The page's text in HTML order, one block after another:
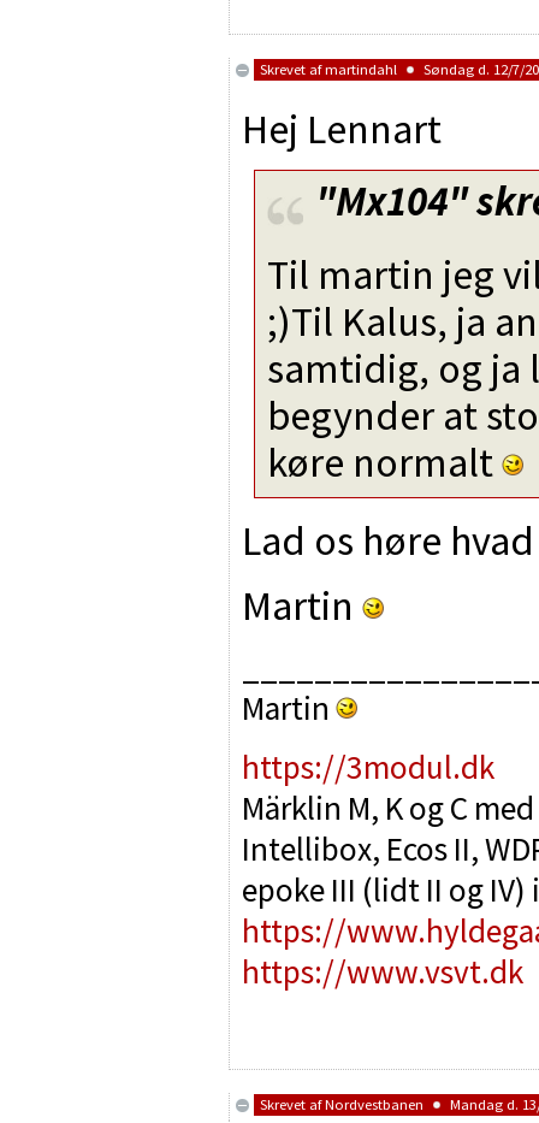
Skrevet afmartindahl Søndag d. 12/7/
Hej Lennart
"Mx104"
Til martin jeg
;)Til Kalus, ja
samtidig, og ja
begynder at
køre normalt
Lad os høre
Martin
Martin
https://3modul.dk
Märklin M, K og C
Intellibox, Ecos II,
epoke III (lidt II og
https://
https://www.vsvt.dk
Skrevet afNordvestbanen Mandag d.